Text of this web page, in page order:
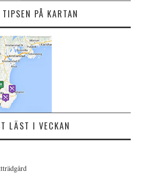
PÅ KARTAN
LÄST I VECKAN